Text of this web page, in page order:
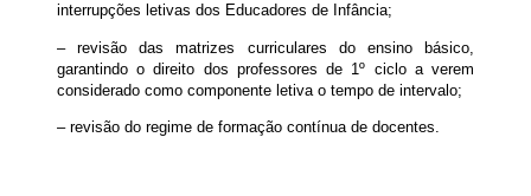
interrupções letivas dos Educadores de Infância;
– revisão das matrizes curriculares do ensino básico,
garantindo o direito dos professores de 1º ciclo a verem
considerado como componente letiva o tempo de intervalo;
– revisão do regime de formação contínua de docentes.